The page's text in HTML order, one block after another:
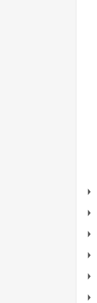
▶
▶
▶
▶
▶
▶